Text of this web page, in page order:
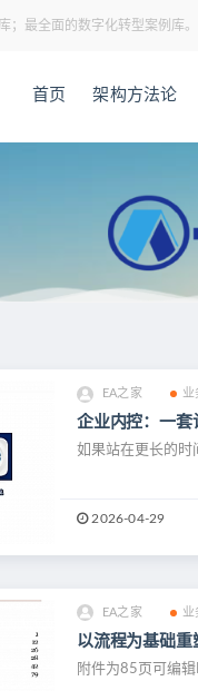
最全面的数字化转型案例库。
首页 架构方法论
EA之家 业
企业内控：一套
如果站在更长的时
2026-04-29
EA之家 业
以流程为基础重
附件为85页可编